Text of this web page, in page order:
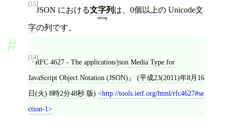
[15]
JSON における文字列
string
は、0個 以上の Unicode文
字の列です。
[14]
RFC 4627 - The application/json Media Type for
JavaScript Object Notation (JSON)
(平成23(2011)年8月16
日(火) 8時2分48秒 版)
http://tools.ietf.org/html/rfc4627#se
ction-1